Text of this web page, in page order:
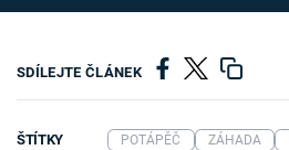
SDÍLEJTE ČLÁNEK
ŠTÍTKY POTÁPĚČ ZÁHADA